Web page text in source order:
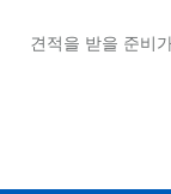
견적을 받을 준비